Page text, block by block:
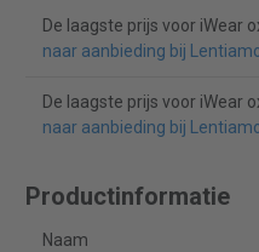
De laagste prijs voor iWear
naar aanbieding bij
De laagste prijs voor iWear
naar aanbieding bij
Productinformatie
Naam